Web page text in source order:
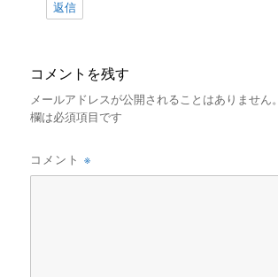
返信
コメントを残す
メールアドレスが公開されることはありません。
欄は必須項目です
コメント※